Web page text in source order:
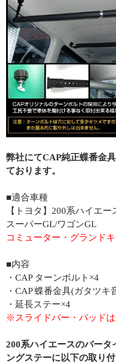
弊社にてCAP純正蝶番金
ております。
■適合車種
【トヨタ】200系ハイエ
スーパーGL/ワゴンGL
コミューター・グランド
■内容
・CAP ターンボルト×4
・CAP 蝶番金具(ガタツキ
・延長ステー×4
※スライドバー・パッド
200系ハイエースのバータ
ングステーに以下の取り